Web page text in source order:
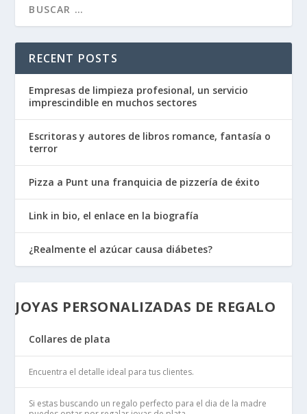
RECENT POSTS
Empresas de limpieza profesional, un servicio
imprescindible en muchos sectores
Escritoras y autores de libros romance, fantasía o
terror
Pizza a Punt una franquicia de pizzería de éxito
Link in bio, el enlace en la biografía
¿Realmente el azúcar causa diábetes?
JOYAS PERSONALIZADAS DE REGALO
Collares de plata
Encuentra el detalle ideal para tus clientes.
Si estas buscando un regalo perfecto para el dia de la madre